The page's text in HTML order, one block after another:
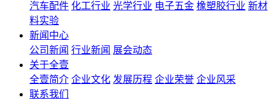
汽车配件 化工行业 光学行业 电子五金 橡塑胶行业 新材
料实验
新闻中心
公司新闻 行业新闻 展会动态
关于全壹
全壹简介 企业文化 发展历程 企业荣誉 企业风采
联系我们